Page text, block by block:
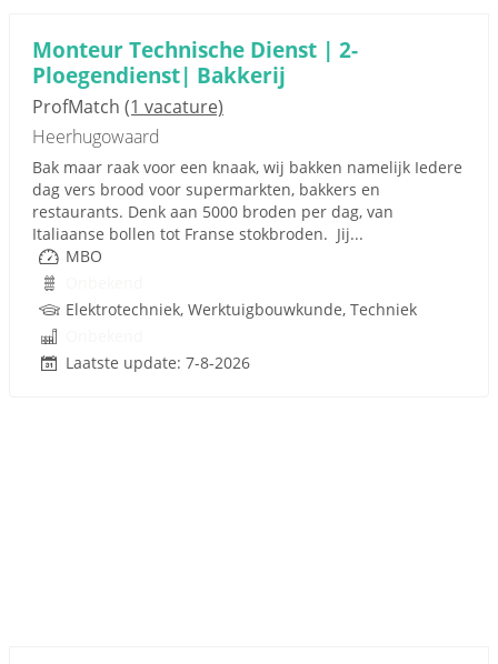
Monteur Technische Dienst | 2-
Ploegendienst| Bakkerij
ProfMatch (1 vacature)
Heerhugowaard
Bak maar raak voor een knaak, wij bakken namelijk Iedere
dag vers brood voor supermarkten, bakkers en
restaurants. Denk aan 5000 broden per dag, van
Italiaanse bollen tot Franse stokbroden. Jij...
MBO
Elektrotechniek, Werktuigbouwkunde, Techniek
Laatste update: 7-8-2026